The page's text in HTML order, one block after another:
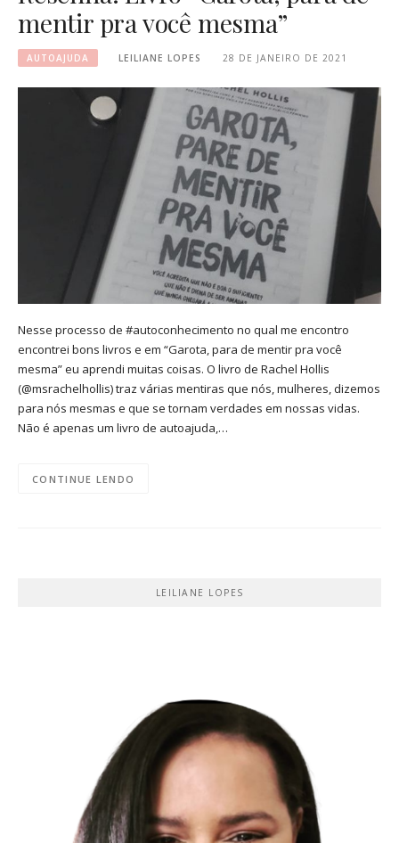
mentir pra você mesma”
AUTOAJUDA LEILIANE LOPES 28 DE JANEIRO DE 2021
Nesse processo de #autoconhecimento no qual me encontro
encontrei bons livros e em “Garota, para de mentir pra você
mesma” eu aprendi muitas coisas. O livro de Rachel Hollis
(@msrachelhollis) traz várias mentiras que nós, mulheres, dizemos
para nós mesmas e que se tornam verdades em nossas vidas.
Não é apenas um livro de autoajuda,…
CONTINUE LENDO
LEILIANE LOPES